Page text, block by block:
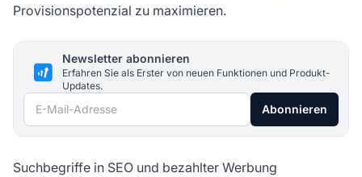
Provisionspotenzial zu maximieren.
Newsletter abonnieren
Erfahren Sie als Erster von neuen Funktionen und Produkt-
Updates.
E-Mail-Adresse Abonnieren
Suchbegriffe in SEO und bezahlter Werbung